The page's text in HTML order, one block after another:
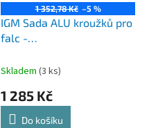
1 352,78 Kč –5 %
IGM Sada ALU kroužků pro
falc -
Skladem (3 ks)
1 285 Kč
Do košíku